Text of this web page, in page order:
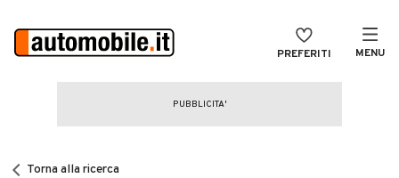
PREFERITI MENU
CERCA
Torna alla ricerca